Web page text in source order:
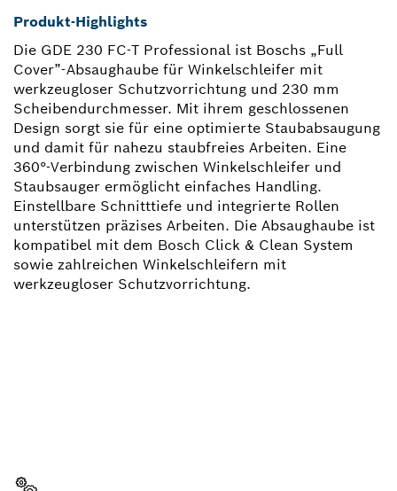
Produkt-Highlights
Die GDE 230 FC-T Professional ist Boschs „Full
Cover”-Absaughaube für Winkelschleifer mit
werkzeugloser Schutzvorrichtung und 230 mm
Scheibendurchmesser. Mit ihrem geschlossenen
Design sorgt sie für eine optimierte Staubabsaugung
und damit für nahezu staubfreies Arbeiten. Eine
360°-Verbindung zwischen Winkelschleifer und
Staubsauger ermöglicht einfaches Handling.
Einstellbare Schnitttiefe und integrierte Rollen
unterstützen präzises Arbeiten. Die Absaughaube ist
kompatibel mit dem Bosch Click & Clean System
sowie zahlreichen Winkelschleifern mit
werkzeugloser Schutzvorrichtung.